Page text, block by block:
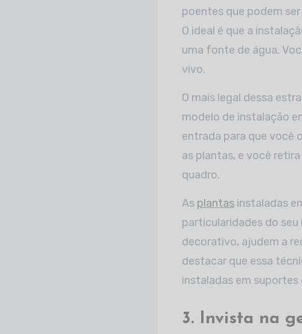
poentes que podem
O ideal é que a
uma fonte de água.
vivo.
O mais legal dessa
modelo de instalação
entrada para que você
as plantas, e você
quadro.
As plantasinstaladas
particularidades do seu
decorativo, ajudem a
destacar que essa
instaladas em
3. Invista na